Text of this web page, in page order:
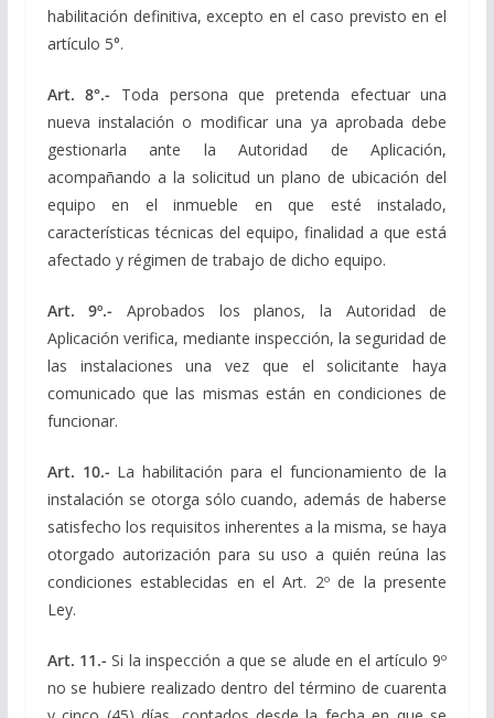
habilitación definitiva, excepto en el caso previsto en el
artículo 5°.
Art. 8°.- Toda persona que pretenda efectuar una
nueva instalación o modificar una ya aprobada debe
gestionarla ante la Autoridad de Aplicación,
acompañando a la solicitud un plano de ubicación del
equipo en el inmueble en que esté instalado,
características técnicas del equipo, finalidad a que está
afectado y régimen de trabajo de dicho equipo.
Art. 9º.- Aprobados los planos, la Autoridad de
Aplicación verifica, mediante inspección, la seguridad de
las instalaciones una vez que el solicitante haya
comunicado que las mismas están en condiciones de
funcionar.
Art. 10.- La habilitación para el funcionamiento de la
instalación se otorga sólo cuando, además de haberse
satisfecho los requisitos inherentes a la misma, se haya
otorgado autorización para su uso a quién reúna las
condiciones establecidas en el Art. 2º de la presente
Ley.
Art. 11.- Si la inspección a que se alude en el artículo 9º
no se hubiere realizado dentro del término de cuarenta